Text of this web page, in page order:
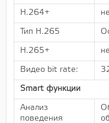
H.264+
Тип H.265
H.265+
Видео bit rate:
Smart функции
Анализ
поведения